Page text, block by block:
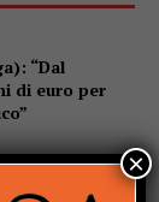
“Dal
di euro per
la Chianina
×